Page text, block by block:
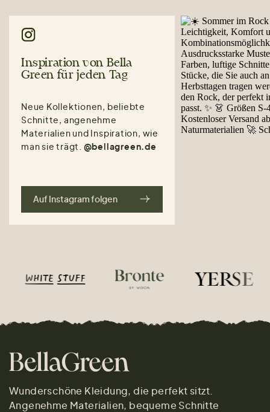
Inspiration von Bella
Green für jeden Tag
Neue Kollektionen, beliebte
Schnitte, angenehme
Materialien und Inspiration, wie
man sie trägt. @bellagreen.de
Auf Instagram folgen
Wunderschöne Kleidung, die perfekt sitzt.
Angenehme Materialien, bequeme Schnitte